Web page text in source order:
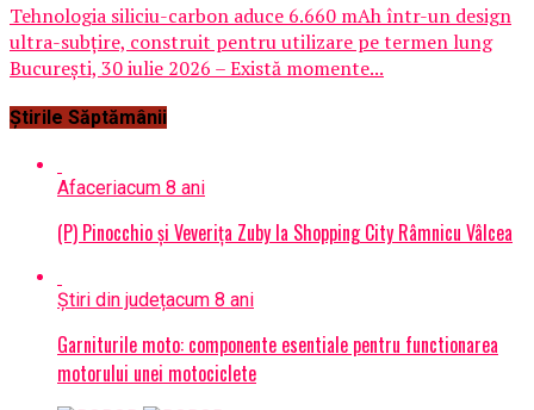
Tehnologia siliciu-carbon aduce 6.660 mAh într-un design
ultra-subțire, construit pentru utilizare pe termen lung
București, 30 iulie 2026 – Există momente...
Știrile Săptămânii
Afaceriacum 8 ani
(P) Pinocchio și Veverița Zuby la Shopping City Râmnicu Vâlcea
Știri din județacum 8 ani
Garniturile moto: componente esentiale pentru functionarea
motorului unei motociclete